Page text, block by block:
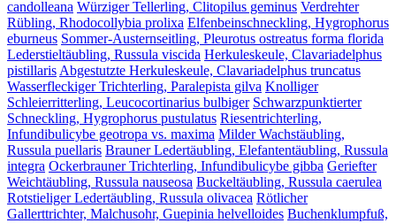
candolleana Würziger Tellerling, Clitopilus geminus Verdrehter
Rübling, Rhodocollybia prolixa Elfenbeinschneckling, Hygrophorus
eburneus Sommer-Austernseitling, Pleurotus ostreatus forma florida
Lederstieltäubling, Russula viscida Herkuleskeule, Clavariadelphus
pistillarisAbgestutzte Herkuleskeule, Clavariadelphus truncatus
Wasserfleckiger Trichterling, Paralepista gilva Knolliger
Schleierritterling, Leucocortinarius bulbiger Schwarzpunktierter
Schneckling, Hygrophorus pustulatus Riesentrichterling,
Infundibulicybe geotropa vs. maxima Milder Wachstäubling,
Russula puellaris Brauner Ledertäubling, Elefantentäubling, Russula
integra Ockerbrauner Trichterling, Infundibulicybe gibba Geriefter
Weichtäubling, Russula nauseosa Buckeltäubling, Russula caerulea
Rotstieliger Ledertäubling, Russula olivacea Rötlicher
Gallerttrichter, Malchusohr, Guepinia helvelloides Buchenklumpfuß,